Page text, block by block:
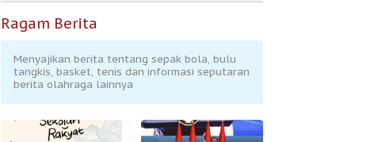
Ragam Berita
Menyajikan berita tentang sepak bola, bulu
tangkis, basket, tenis dan informasi seputaran
berita olahraga lainnya